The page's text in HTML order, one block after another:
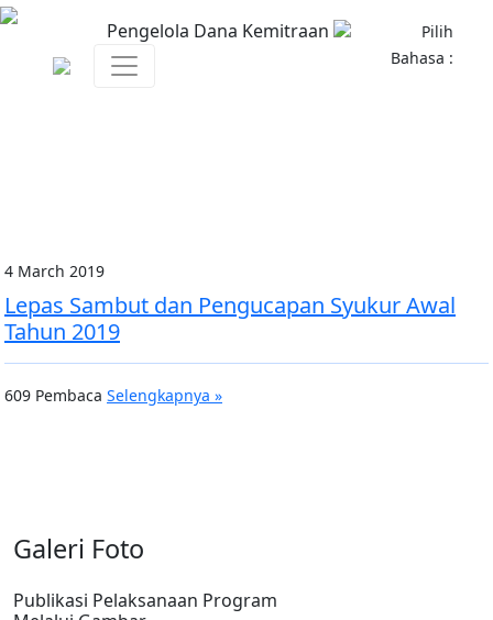
Pengelola Dana Kemitraan
Pilih
Bahasa :
4 March 2019
Lepas Sambut dan Pengucapan Syukur Awal
Tahun 2019
609 Pembaca Selengkapnya »
Galeri Foto
Publikasi Pelaksanaan Program